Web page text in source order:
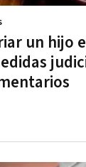
un hijo